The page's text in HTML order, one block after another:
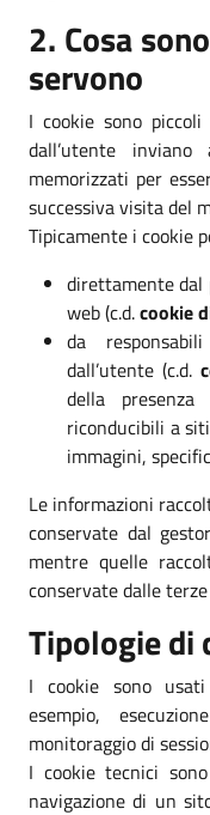
2. Cosa
servono
I cookie sono
dall’utente
memorizzati per
successiva visita del
Tipicamente i cookie
direttamente dal
web (c.d.cookie
da
dall’utente (c.d.
della
riconducibili a
immagini,
Le informazioni
conservate dal
mentre quelle
conservate dalle
Tipologie di
I cookie sono
esempio,
monitoraggio di
I cookie tecnici
navigazione di un